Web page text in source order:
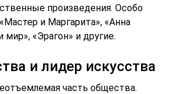
произведения. Особо
и Маргарита», «Анна
мир», «Эрагон» и другие.
и лидер искусства
часть общества.